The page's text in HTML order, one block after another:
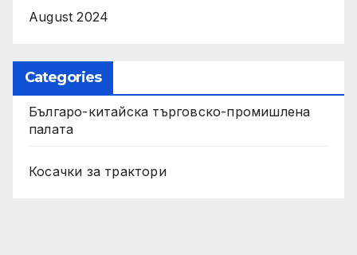
August 2024
Categories
Българо-китайска търговско-промишлена
палата
Косачки за трактори